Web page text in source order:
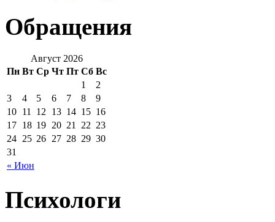
Обращения
Август 2026
Пн Вт Ср Чт Пт Сб Вс
« Июн
1
2
3
4 5 6 7 8
9
10 11 12 13 14 15 16
17 18 19 20 21 22 23
24 25 26 27 28 29 30
31
Психологи